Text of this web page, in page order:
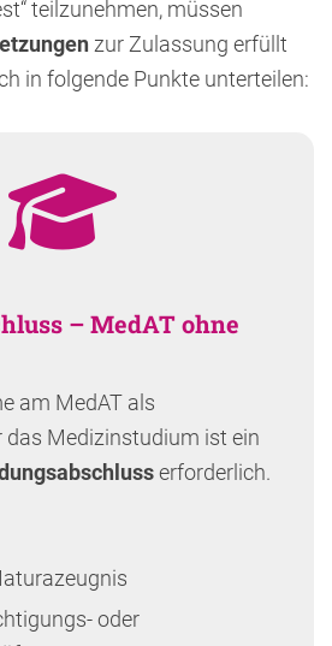
teilzunehmen, müssen
zur Zulassung erfüllt
in folgende Punkte unterteilen:
– MedAT ohne
am MedAT als
das Medizinstudium ist ein
erforderlich.
oder